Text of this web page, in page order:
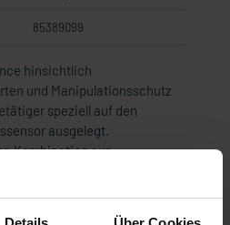
85389099
hinsichtlich
und Manipulationsschutz
speziell auf den
ausgelegt.
Kombination aus
ist darauf zu achten, dass